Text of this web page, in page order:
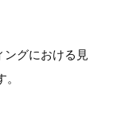
ングにおける見